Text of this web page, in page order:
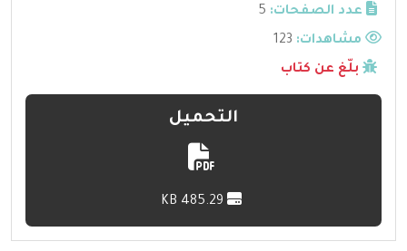
عدد الصفحات: 5
مشاهدات:
بلّغ عن كتاب
التحميل